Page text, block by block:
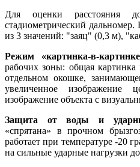
Для оценки расстояния
стадиометрический дальномер.
из 3 значений: "заяц" (0,3 м),
Режим «картинка-в-
рабочих зоны: общая
отдельном окошке,
увеличенное изображение
изображение объекта с
Защита от воды и
«спрятана» в прочном
работает при температуре -20
на сильные ударные нагрузки